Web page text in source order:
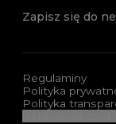
Zapisz się do
Regulaminy
Polityka
Polityka